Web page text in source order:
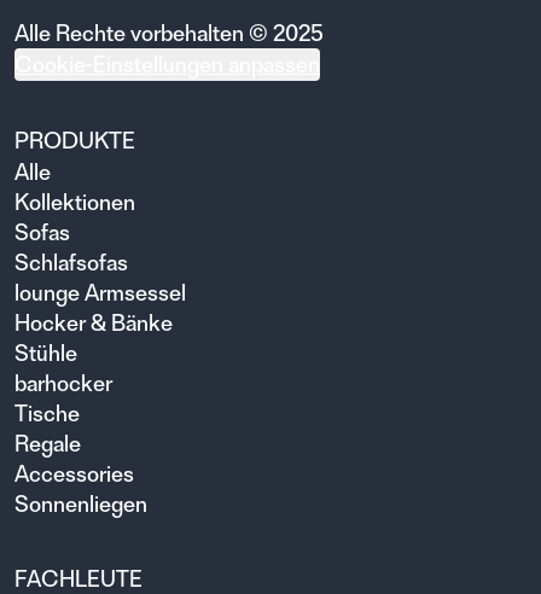
Alle Rechte vorbehalten © 2025
PRODUKTE
Alle
Kollektionen
Sofas
Schlafsofas
lounge Armsessel
Hocker & Bänke
Stühle
barhocker
Tische
Regale
Accessories
Sonnenliegen
FACHLEUTE